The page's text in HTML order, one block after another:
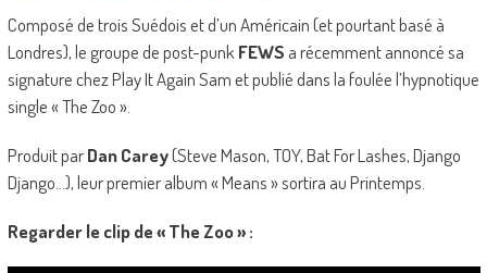
Composé de trois Suédois et d’un Américain (et pourtant basé à
Londres), le groupe de post-punk FEWS a récemment annoncé sa
signature chez Play It Again Sam et publié dans la foulée l’hypnotique
single « The Zoo ».
Produit parDan Carey(Steve Mason, TOY, Bat For Lashes, Django
Django…), leur premier album « Means » sortira au Printemps.
Regarder le clip de « The Zoo » :